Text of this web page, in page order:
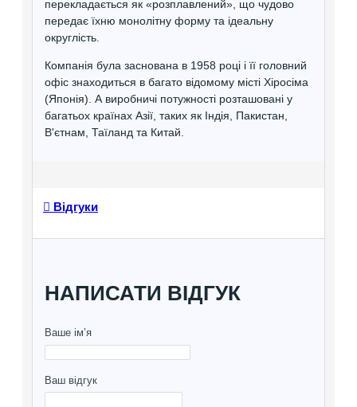
перекладається як «розплавлений», що чудово
передає їхню монолітну форму та ідеальну
округлість.
Компанія була заснована в 1958 році і її головний
офіс знаходиться в багато відомому місті Хіросіма
(Японія). А виробничі потужності розташовані у
багатьох країнах Азії, таких як Індія, Пакистан,
В'єтнам, Таїланд та Китай.
Відгуки
НАПИСАТИ ВІДГУК
Ваше ім’я
Ваш відгук